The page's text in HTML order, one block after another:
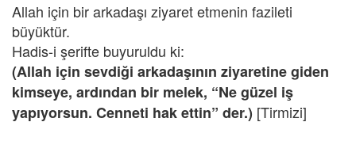
Allah için bir arkadaşı ziyaret etmenin fazileti
büyüktür.
Hadis-i şerifte buyuruldu ki:
(Allah için sevdiği arkadaşının ziyaretine giden
kimseye, ardından bir melek, “Ne güzel iş
yapıyorsun. Cenneti hak ettin” der.) [Tirmizi]